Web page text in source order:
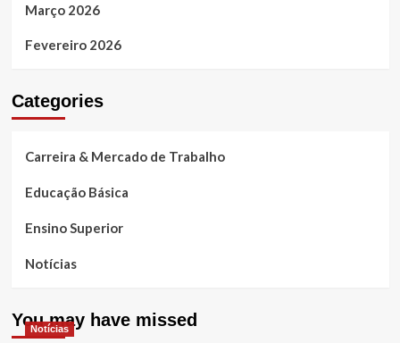
Março 2026
Fevereiro 2026
Categories
Carreira & Mercado de Trabalho
Educação Básica
Ensino Superior
Notícias
You may have missed
Notícias